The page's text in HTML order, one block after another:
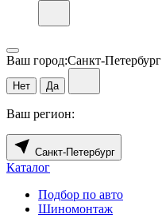
Ваш город:Санкт-Петербург
Нет Да
Ваш регион:
Санкт-Петербург
Каталог
Подбор по авто
Шиномонтаж